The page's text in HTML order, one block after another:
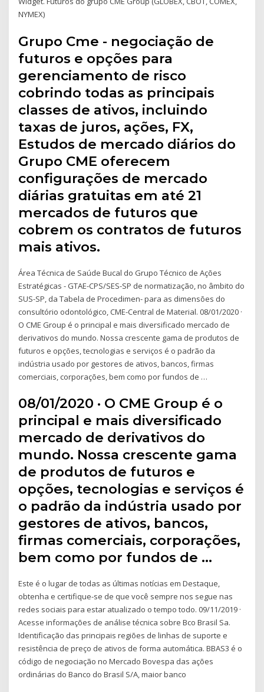
NYMEX)
Grupo Cme - negociação de
futuros e opções para
gerenciamento de risco
cobrindo todas as principais
classes de ativos, incluindo
taxas de juros, ações, FX,
Estudos de mercado diários do
Grupo CME oferecem
configurações de mercado
diárias gratuitas em até 21
mercados de futuros que
cobrem os contratos de futuros
mais ativos.
Área Técnica de Saúde Bucal do Grupo Técnico de Ações
Estratégicas - GTAE-CPS/SES-SP de normatização, no âmbito do
SUS-SP, da Tabela de Procedimen- para as dimensões do
consultório odontológico, CME-Central de Material. 08/01/2020 ·
O CME Group é o principal e mais diversificado mercado de
derivativos do mundo. Nossa crescente gama de produtos de
futuros e opções, tecnologias e serviços é o padrão da
indústria usado por gestores de ativos, bancos, firmas
comerciais, corporações, bem como por fundos de …
08/01/2020 · O CME Group é o
principal e mais diversificado
mercado de derivativos do
mundo. Nossa crescente gama
de produtos de futuros e
opções, tecnologias e serviços é
o padrão da indústria usado por
gestores de ativos, bancos,
firmas comerciais, corporações,
bem como por fundos de …
Este é o lugar de todas as últimas notícias em Destaque,
obtenha e certifique-se de que você sempre nos segue nas
redes sociais para estar atualizado o tempo todo. 09/11/2019 ·
Acesse informações de análise técnica sobre Bco Brasil Sa.
Identificação das principais regiões de linhas de suporte e
resistência de preço de ativos de forma automática. BBAS3 é o
código de negociação no Mercado Bovespa das ações
ordinárias do Banco do Brasil S/A, maior banco